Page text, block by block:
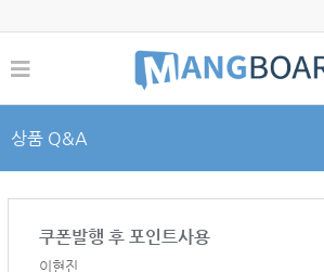
상품 Q&A
쿠폰발행 후 포인트사용
이현진